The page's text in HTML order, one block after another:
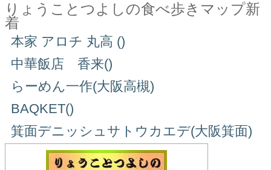
りょうことつよしの食べ歩きマップ新
着
本家 アロチ 丸高 ()
中華飯店 香来()
らーめん一作(大阪高槻)
BAQKET()
箕面デニッシュサトウカエデ(大阪箕面)